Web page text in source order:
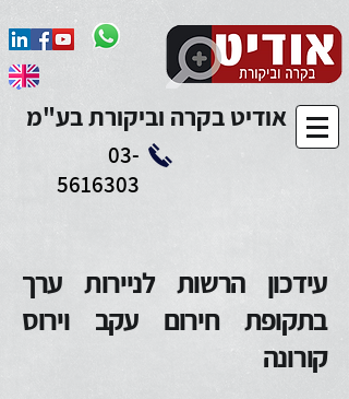
Add to Calendar
אודיט בקרה וביקורת בע"מ
03-
5616303
עידכון הרשות לניירות ערך
בתקופת חירום עקב וירוס
קורונה